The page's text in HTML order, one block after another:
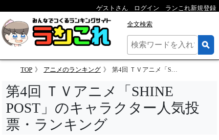
ゲストさん ログイン ランこれ新規登録
全文検索
TOP アニメのランキング 第4回 ＴＶアニメ「SHINE POST」のキャラクター人気投票
第4回 ＴＶアニメ「SHINE
POST」のキャラクター人気投
票・ランキング